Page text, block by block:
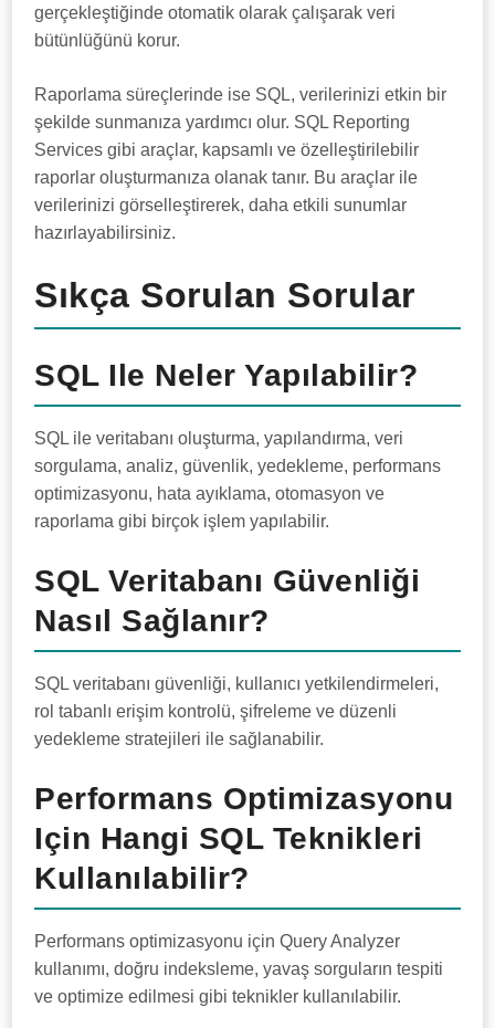
gerçekleştiğinde otomatik olarak çalışarak veri
bütünlüğünü korur.
Raporlama süreçlerinde ise SQL, verilerinizi etkin bir
şekilde sunmanıza yardımcı olur. SQL Reporting
Services gibi araçlar, kapsamlı ve özelleştirilebilir
raporlar oluşturmanıza olanak tanır. Bu araçlar ile
verilerinizi görselleştirerek, daha etkili sunumlar
hazırlayabilirsiniz.
Sıkça Sorulan Sorular
SQL Ile Neler Yapılabilir?
SQL ile veritabanı oluşturma, yapılandırma, veri
sorgulama, analiz, güvenlik, yedekleme, performans
optimizasyonu, hata ayıklama, otomasyon ve
raporlama gibi birçok işlem yapılabilir.
SQL Veritabanı Güvenliği
Nasıl Sağlanır?
SQL veritabanı güvenliği, kullanıcı yetkilendirmeleri,
rol tabanlı erişim kontrolü, şifreleme ve düzenli
yedekleme stratejileri ile sağlanabilir.
Performans Optimizasyonu
Için Hangi SQL Teknikleri
Kullanılabilir?
Performans optimizasyonu için Query Analyzer
kullanımı, doğru indeksleme, yavaş sorguların tespiti
ve optimize edilmesi gibi teknikler kullanılabilir.